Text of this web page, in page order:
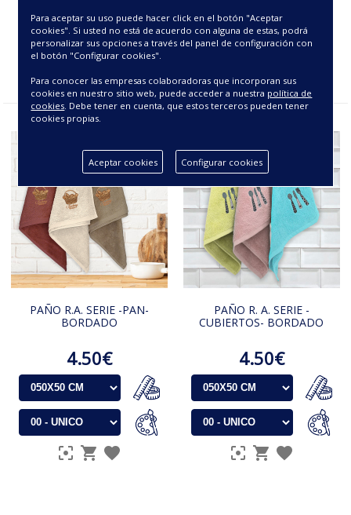
PAÑO R.A. SERIE -PAN-
BORDADO
4.50€
PAÑO R. A. SERIE -
CUBIERTOS- BORDADO
4.50€
Para aceptar su uso puede hacer click en el botón "Aceptar
cookies". Si usted no está de acuerdo con alguna de estas, podrá
personalizar sus opciones a través del panel de configuración con
el botón "Configurar cookies".
Para conocer las empresas colaboradoras que incorporan sus
cookies en nuestro sitio web, puede acceder a nuestra política de
cookies. Debe tener en cuenta, que estos terceros pueden tener
cookies propias.
Aceptar cookies Configurar cookies